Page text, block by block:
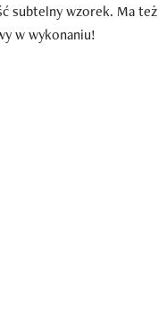
subtelny wzorek. Ma też
w wykonaniu!